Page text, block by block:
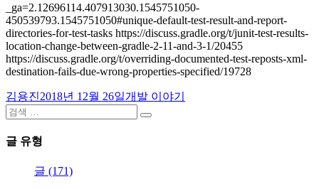
_ga=2.12696114.407913030.1545751050-
450539793.1545751050#unique-default-test-result-and-report-
directories-for-test-tasks https://discuss.gradle.org/t/junit-test-results-
location-change-between-gradle-2-11-and-3-1/20455
https://discuss.gradle.org/t/overriding-documented-test-reposts-xml-
destination-fails-due-wrong-properties-specified/19728
글
쓴
김용진작
자
2018년 12월 26일카
개발 이야기
검
검
글 유형
글 (171)